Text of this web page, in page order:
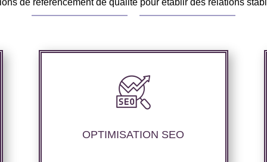
de référencement de qualité pour établir des relations
OPTIMISATION SEO
Notre agence SEO propose des services
d’optimisation technique de site web,
d’ajustement de contenu afin de